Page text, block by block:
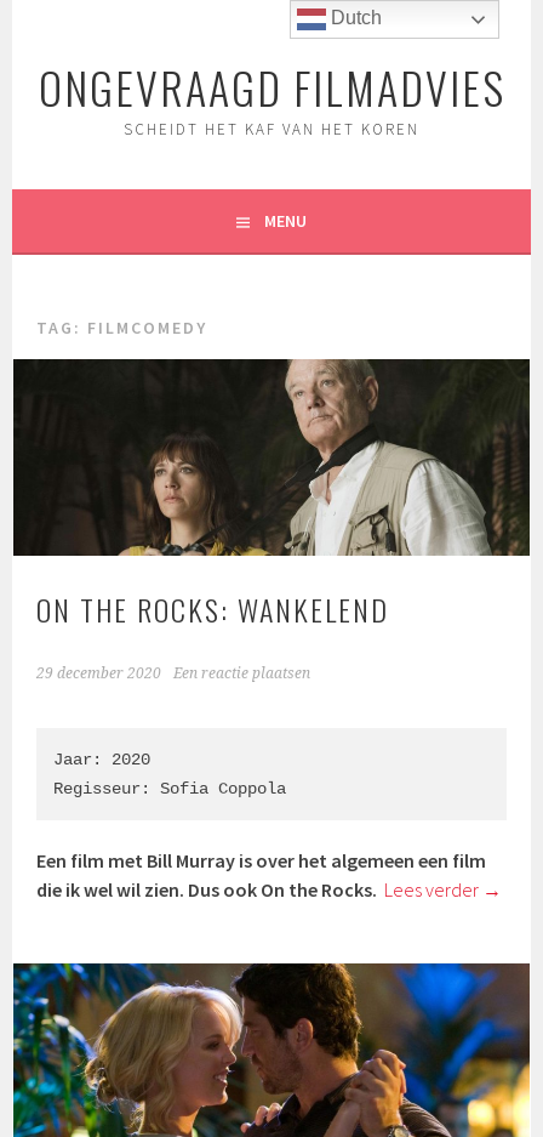
inhoudONGEVRAAGD FILMADVIES
SCHEIDT HET KAF VAN HET KOREN
MENU
TAG: FILMCOMEDY
ON THE ROCKS: WANKELEND
29 december 2020 Een reactie plaatsen
Jaar: 2020
Regisseur: Sofia Coppola
Een film met Bill Murray is over het algemeen een film
die ik wel wil zien. Dus ook On the Rocks. Lees verder →
Dutch